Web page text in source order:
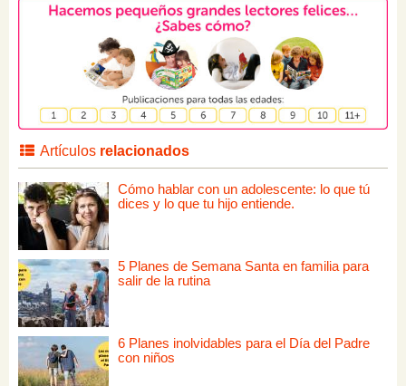
Artículos relacionados
Cómo hablar con un adolescente: lo que tú
dices y lo que tu hijo entiende.
5 Planes de Semana Santa en familia para
salir de la rutina
6 Planes inolvidables para el Día del Padre
con niños